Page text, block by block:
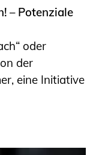
– Potenziale
oder
der
eine Initiative